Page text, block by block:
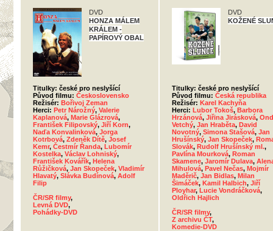
DVD
HONZA MÁLEM
KRÁLEM -
PAPÍROVÝ OBAL
Titulky: české pro neslyšící
Původ filmu: Československo
Režisér: Bořivoj Zeman
Herci: Petr Nárožný, Valerie
Kaplanová, Marie Glázrová,
František Filipovský, Jiří Korn,
Naďa Konvalinková, Jorga
Kotrbová, Zdeněk Dítě, Josef
Kemr, Čestmír Řanda, Lubomír
Kostelka, Václav Lohniský,
František Kovářík, Helena
Růžičková, Jan Skopeček, Vladimír
Hlavatý, Slávka Budínová, Adolf
Filip
ČR/SR filmy,
Levná DVD,
Pohádky-DVD
DVD
KOŽENÉ
Titulky: české pro neslyšící
Původ filmu: Česká republika
Režisér: Karel Kachyňa
Herci: Lubor Tokoš, Barbora
Hrzánová, Jiřina Jirásková,
Vetchý, Jan Hraběta, David
Novotný, Simona Stašová, Jan
Hrušínský, Jan Skopeček,
Slovák, Rudolf Hrušínský ml.,
Pavlína Mourková, Roman
Skamene, Jaromír Dulava,
Mihulová, Pavel Nečas, Mojmír
Maděrič, Jan Bidlas, Milan
Šimáček, Kamil Halbich, Jiří
Ployhar, Lucie Vondráčková,
Oldřich Hajlich
ČR/SR filmy,
Z archivu ČT,
Komedie-DVD